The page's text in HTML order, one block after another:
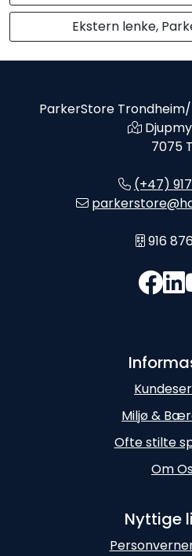
Ekstern lenke,
ParkerStore Trondheim/
7075
(+47)
916
Miljø &
Ofte stilte
Om
Nyttige